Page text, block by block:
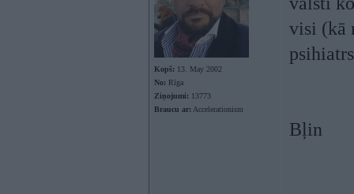
Kopš: 13. May 2002
No: Rīga
Ziņojumi: 13773
Braucu ar: Accelerationism
visi (kā
Bļin